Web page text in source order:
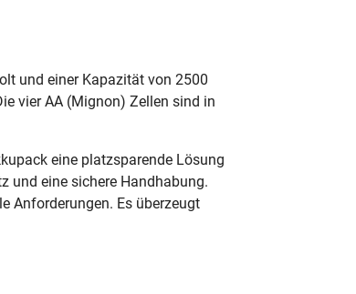
und einer Kapazität von 2500
vier AA (Mignon) Zellen sind in
eine platzsparende Lösung
und eine sichere Handhabung.
Anforderungen. Es überzeugt